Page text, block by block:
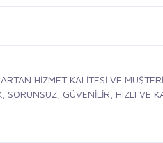
HİZMET KALİTESİ VE
SORUNSUZ, GÜVENİLİR, HIZLI VE